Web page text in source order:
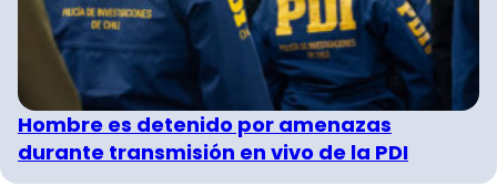
Hombre es detenido por amenazas
durante transmisión en vivo de la PDI